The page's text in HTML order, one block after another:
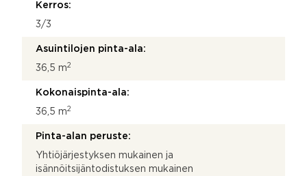
Kerros:
3/3
Asuintilojen pinta-ala:
36,5 m2
Kokonaispinta-ala:
36,5 m2
Pinta-alan peruste:
Yhtiöjärjestyksen mukainen ja
isännöitsijäntodistuksen mukainen